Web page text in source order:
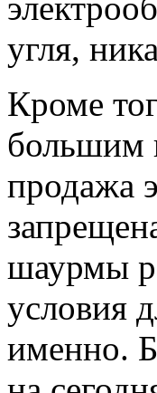
угля,
Кроме
большим
продажа
шаурмы
условия
именно.